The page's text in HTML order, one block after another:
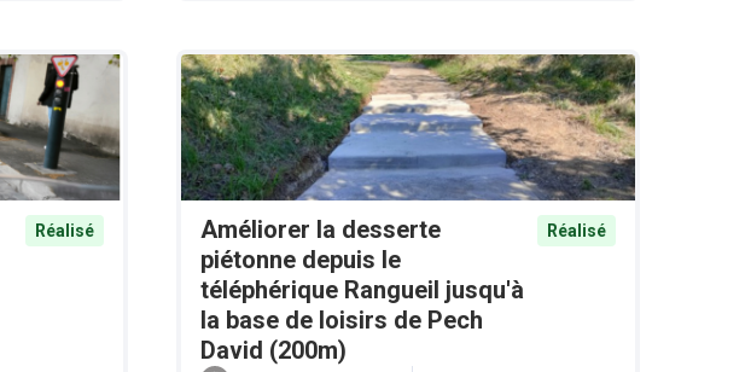
Réalisé
Améliorer la desserte
piétonne depuis le
téléphérique Rangueil jusqu'à
la base de loisirs de Pech
David (200m)
Réalisé